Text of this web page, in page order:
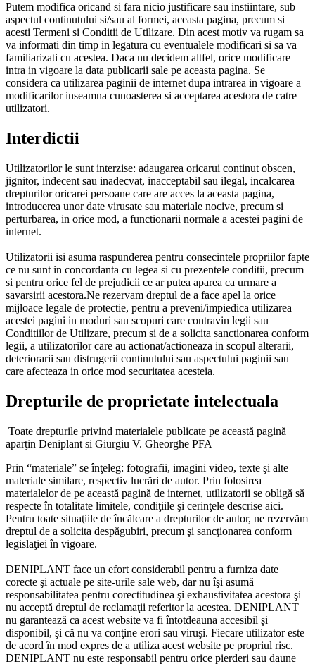
Putem modifica oricand si fara nicio justificare sau instiintare, sub
aspectul continutului si/sau al formei, aceasta pagina, precum si
acesti Termeni si Conditii de Utilizare. Din acest motiv va rugam sa
va informati din timp in legatura cu eventualele modificari si sa va
familiarizati cu acestea. Daca nu decidem altfel, orice modificare
intra in vigoare la data publicarii sale pe aceasta pagina. Se
considera ca utilizarea paginii de internet dupa intrarea in vigoare a
modificarilor inseamna cunoasterea si acceptarea acestora de catre
utilizatori.
Interdictii
Utilizatorilor le sunt interzise: adaugarea oricarui continut obscen,
jignitor, indecent sau inadecvat, inacceptabil sau ilegal, incalcarea
drepturilor oricarei persoane care are acces la aceasta pagina,
introducerea unor date virusate sau materiale nocive, precum si
perturbarea, in orice mod, a functionarii normale a acestei pagini de
internet.
Utilizatorii isi asuma raspunderea pentru consecintele propriilor fapte
ce nu sunt in concordanta cu legea si cu prezentele conditii, precum
si pentru orice fel de prejudicii ce ar putea aparea ca urmare a
savarsirii acestora.Ne rezervam dreptul de a face apel la orice
mijloace legale de protectie, pentru a preveni/impiedica utilizarea
acestei pagini in moduri sau scopuri care contravin legii sau
Conditiilor de Utilizare, precum si de a solicita sanctionarea conform
legii, a utilizatorilor care au actionat/actioneaza in scopul alterarii,
deteriorarii sau distrugerii continutului sau aspectului paginii sau
care afecteaza in orice mod securitatea acesteia.
Drepturile de proprietate intelectuala
Toate drepturile privind materialele publicate pe această pagină
aparţin Deniplant si Giurgiu V. Gheorghe PFA
Prin “materiale” se înţeleg: fotografii, imagini video, texte şi alte
materiale similare, respectiv lucrări de autor. Prin folosirea
materialelor de pe această pagină de internet, utilizatorii se obligă să
respecte în totalitate limitele, condiţiile şi cerinţele descrise aici.
Pentru toate situaţiile de încălcare a drepturilor de autor, ne rezervăm
dreptul de a solicita despăgubiri, precum şi sancţionarea conform
legislaţiei în vigoare.
DENIPLANT face un efort considerabil pentru a furniza date
corecte şi actuale pe site-urile sale web, dar nu îşi asumă
responsabilitatea pentru corectitudinea şi exhaustivitatea acestora şi
nu acceptă dreptul de reclamaţii referitor la acestea. DENIPLANT
nu garantează ca acest website va fi întotdeauna accesibil şi
disponibil, şi că nu va conţine erori sau viruşi. Fiecare utilizator este
de acord în mod expres de a utiliza acest website pe propriul risc.
DENIPLANT nu este responsabil pentru orice pierderi sau daune